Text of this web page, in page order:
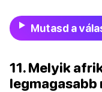
Mutasd a
11. Melyik
legmagasabb